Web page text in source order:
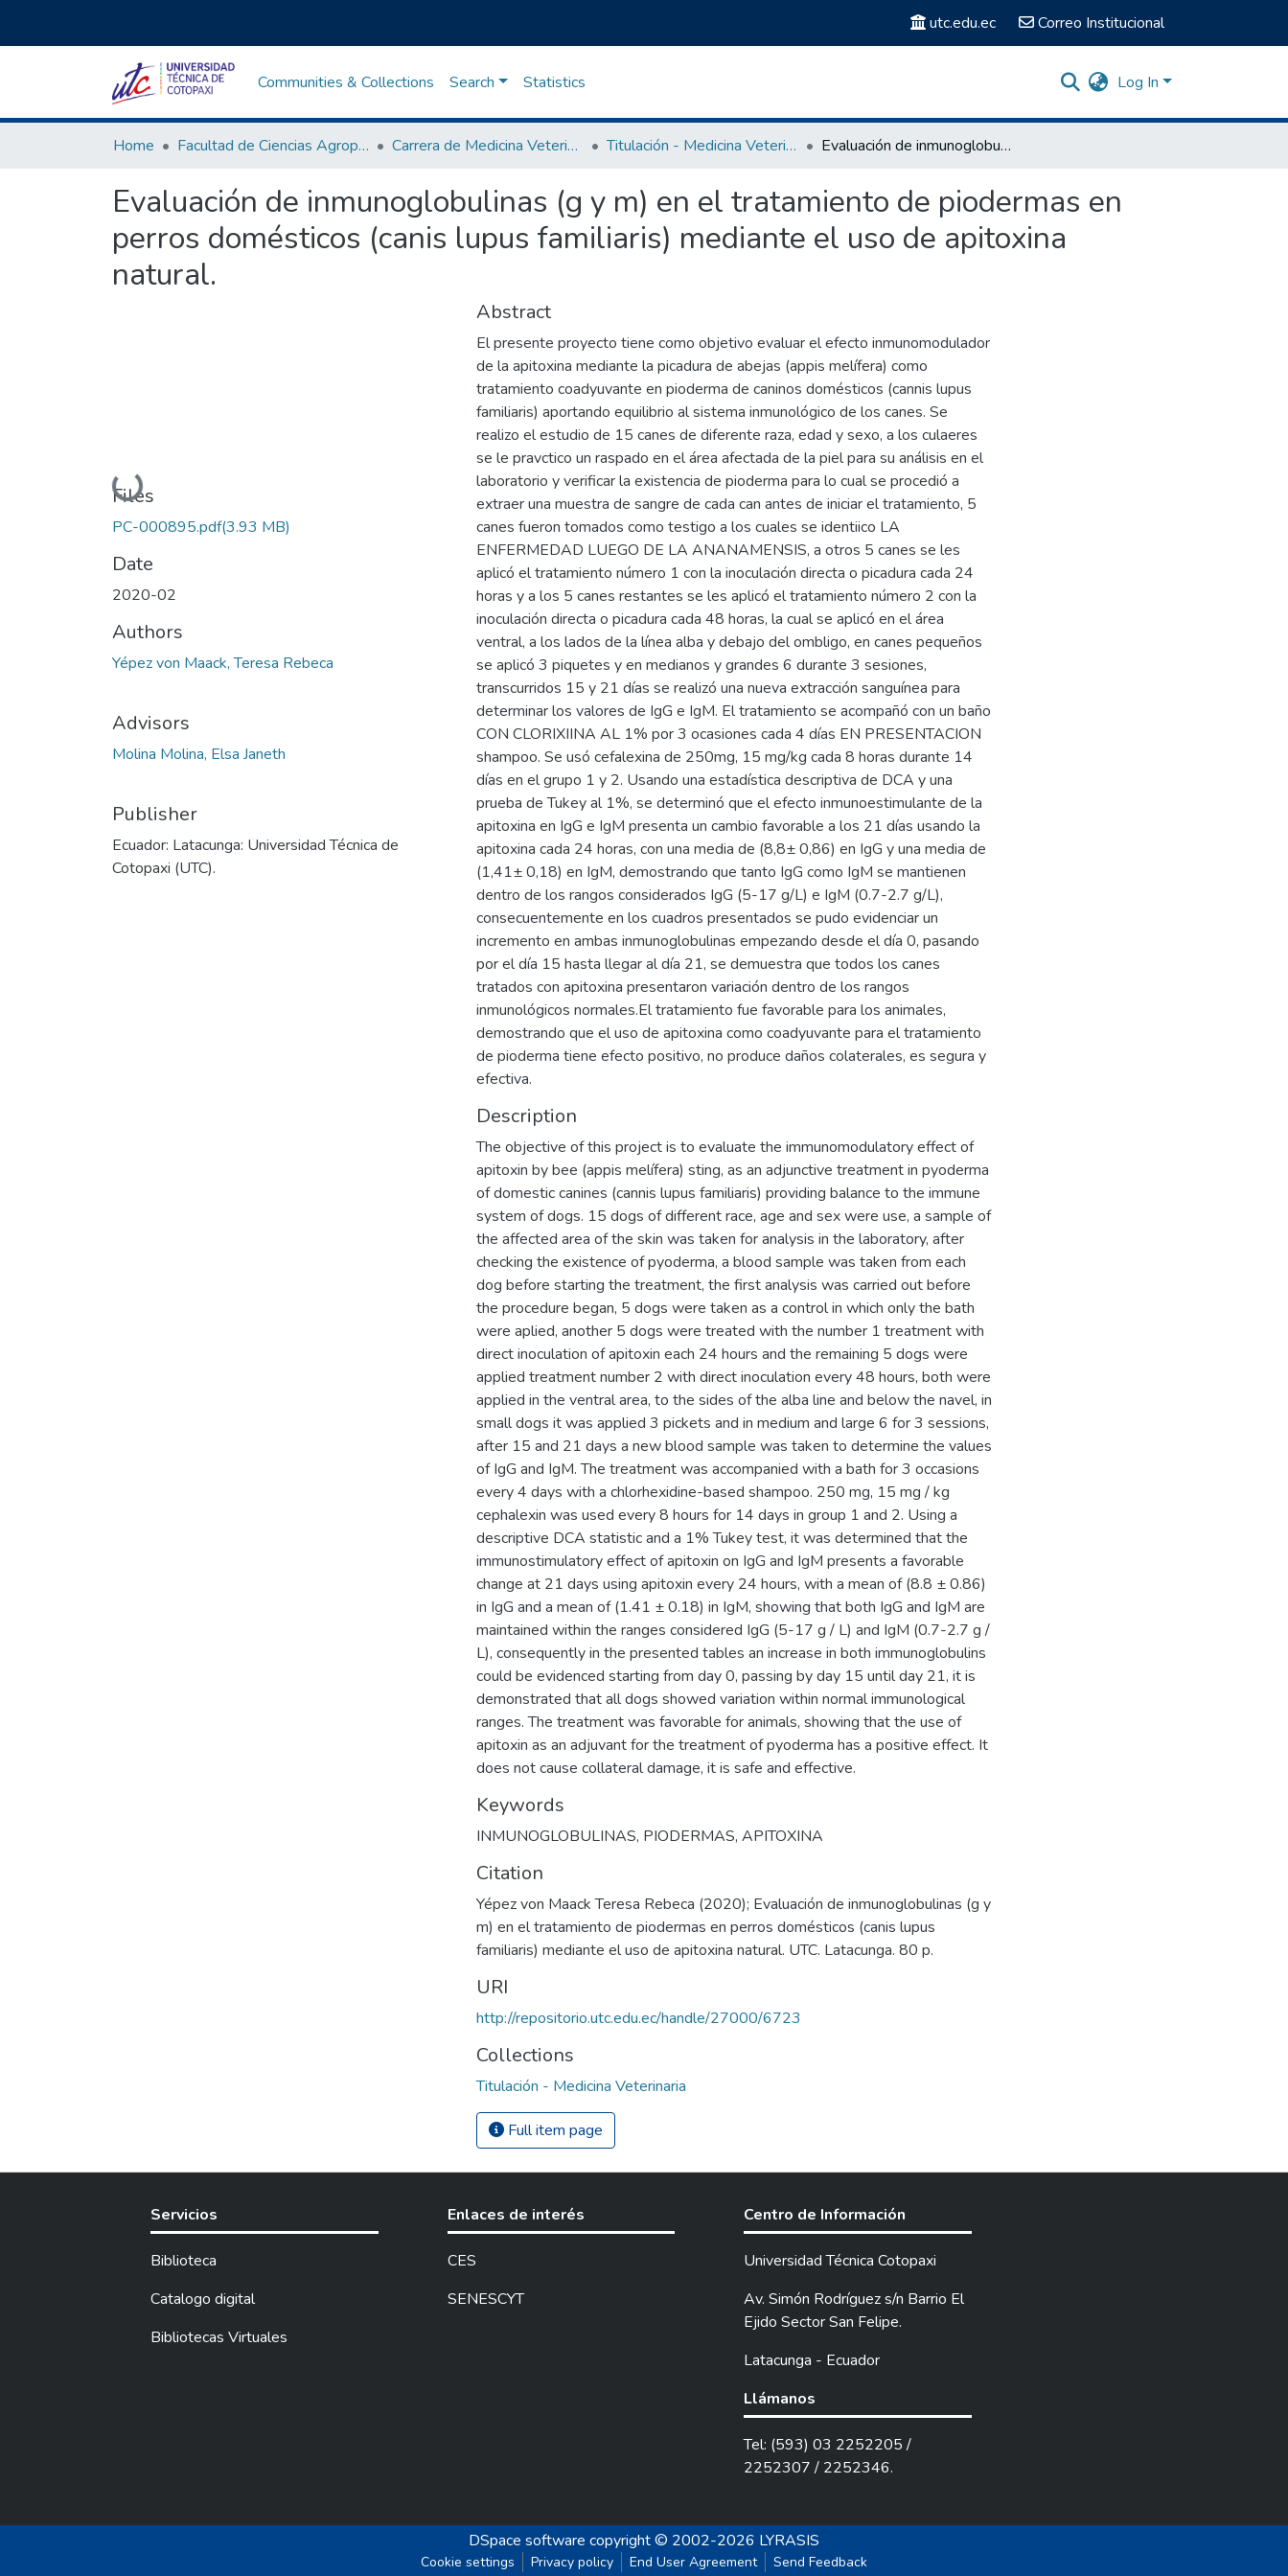
utc.edu.ec Correo Institucional
Communities & Collections Search Statistics Log In
Home Facultad de Ciencias Agropecuarias y Recursos Naturales Carrera de Medicina Veterinaria Titulación - Medicina Veterinaria Evaluación de inmunoglobulinas (g y m) en el tratamiento de piodermas en perros domésticos (canis lupus familiaris) mediante el uso de apitoxina natural.
Evaluación de inmunoglobulinas (g y m) en el tratamiento de piodermas en
perros domésticos (canis lupus familiaris) mediante el uso de apitoxina
natural.
Loading...
Files
PC-000895.pdf(3.93 MB)
Date
2020-02
Authors
Yépez von Maack, Teresa Rebeca
Advisors
Molina Molina, Elsa Janeth
Publisher
Ecuador: Latacunga: Universidad Técnica de
Cotopaxi (UTC).
Abstract
El presente proyecto tiene como objetivo evaluar el efecto inmunomodulador
de la apitoxina mediante la picadura de abejas (appis melífera) como
tratamiento coadyuvante en pioderma de caninos domésticos (cannis lupus
familiaris) aportando equilibrio al sistema inmunológico de los canes. Se
realizo el estudio de 15 canes de diferente raza, edad y sexo, a los culaeres
se le pravctico un raspado en el área afectada de la piel para su análisis en el
laboratorio y verificar la existencia de pioderma para lo cual se procedió a
extraer una muestra de sangre de cada can antes de iniciar el tratamiento, 5
canes fueron tomados como testigo a los cuales se identiico LA
ENFERMEDAD LUEGO DE LA ANANAMENSIS, a otros 5 canes se les
aplicó el tratamiento número 1 con la inoculación directa o picadura cada 24
horas y a los 5 canes restantes se les aplicó el tratamiento número 2 con la
inoculación directa o picadura cada 48 horas, la cual se aplicó en el área
ventral, a los lados de la línea alba y debajo del ombligo, en canes pequeños
se aplicó 3 piquetes y en medianos y grandes 6 durante 3 sesiones,
transcurridos 15 y 21 días se realizó una nueva extracción sanguínea para
determinar los valores de IgG e IgM. El tratamiento se acompañó con un baño
CON CLORIXIINA AL 1% por 3 ocasiones cada 4 días EN PRESENTACION
shampoo. Se usó cefalexina de 250mg, 15 mg/kg cada 8 horas durante 14
días en el grupo 1 y 2. Usando una estadística descriptiva de DCA y una
prueba de Tukey al 1%, se determinó que el efecto inmunoestimulante de la
apitoxina en IgG e IgM presenta un cambio favorable a los 21 días usando la
apitoxina cada 24 horas, con una media de (8,8± 0,86) en IgG y una media de
(1,41± 0,18) en IgM, demostrando que tanto IgG como IgM se mantienen
dentro de los rangos considerados IgG (5-17 g/L) e IgM (0.7-2.7 g/L),
consecuentemente en los cuadros presentados se pudo evidenciar un
incremento en ambas inmunoglobulinas empezando desde el día 0, pasando
por el día 15 hasta llegar al día 21, se demuestra que todos los canes
tratados con apitoxina presentaron variación dentro de los rangos
inmunológicos normales.El tratamiento fue favorable para los animales,
demostrando que el uso de apitoxina como coadyuvante para el tratamiento
de pioderma tiene efecto positivo, no produce daños colaterales, es segura y
efectiva.
Description
The objective of this project is to evaluate the immunomodulatory effect of
apitoxin by bee (appis melífera) sting, as an adjunctive treatment in pyoderma
of domestic canines (cannis lupus familiaris) providing balance to the immune
system of dogs. 15 dogs of different race, age and sex were use, a sample of
the affected area of the skin was taken for analysis in the laboratory, after
checking the existence of pyoderma, a blood sample was taken from each
dog before starting the treatment, the first analysis was carried out before
the procedure began, 5 dogs were taken as a control in which only the bath
were aplied, another 5 dogs were treated with the number 1 treatment with
direct inoculation of apitoxin each 24 hours and the remaining 5 dogs were
applied treatment number 2 with direct inoculation every 48 hours, both were
applied in the ventral area, to the sides of the alba line and below the navel, in
small dogs it was applied 3 pickets and in medium and large 6 for 3 sessions,
after 15 and 21 days a new blood sample was taken to determine the values
of IgG and IgM. The treatment was accompanied with a bath for 3 occasions
every 4 days with a chlorhexidine-based shampoo. 250 mg, 15 mg / kg
cephalexin was used every 8 hours for 14 days in group 1 and 2. Using a
descriptive DCA statistic and a 1% Tukey test, it was determined that the
immunostimulatory effect of apitoxin on IgG and IgM presents a favorable
change at 21 days using apitoxin every 24 hours, with a mean of (8.8 ± 0.86)
in IgG and a mean of (1.41 ± 0.18) in IgM, showing that both IgG and IgM are
maintained within the ranges considered IgG (5-17 g / L) and IgM (0.7-2.7 g /
L), consequently in the presented tables an increase in both immunoglobulins
could be evidenced starting from day 0, passing by day 15 until day 21, it is
demonstrated that all dogs showed variation within normal immunological
ranges. The treatment was favorable for animals, showing that the use of
apitoxin as an adjuvant for the treatment of pyoderma has a positive effect. It
does not cause collateral damage, it is safe and effective.
Keywords
INMUNOGLOBULINAS, PIODERMAS, APITOXINA
Citation
Yépez von Maack Teresa Rebeca (2020); Evaluación de inmunoglobulinas (g y
m) en el tratamiento de piodermas en perros domésticos (canis lupus
familiaris) mediante el uso de apitoxina natural. UTC. Latacunga. 80 p.
URI
http://repositorio.utc.edu.ec/handle/27000/6723
Collections
Titulación - Medicina Veterinaria
Full item page
Servicios
Biblioteca
Catalogo digital
Bibliotecas Virtuales
Enlaces de interés
CES
SENESCYT
Centro de Información
Universidad Técnica Cotopaxi
Av. Simón Rodríguez s/n Barrio El
Ejido Sector San Felipe.
Latacunga - Ecuador
Llámanos
Tel: (593) 03 2252205 /
2252307 / 2252346.
DSpace software copyright © 2002-2026 LYRASIS
Cookie settings Privacy policy End User Agreement Send Feedback